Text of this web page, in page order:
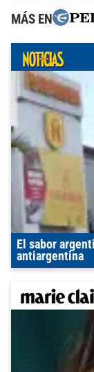
MÁS EN
El sabor
antiargentina